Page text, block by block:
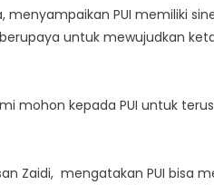
menyampaikan PUI memiliki
untuk mewujudkan
mohon kepada PUI untuk
Zaidi, mengatakan PUI bisa